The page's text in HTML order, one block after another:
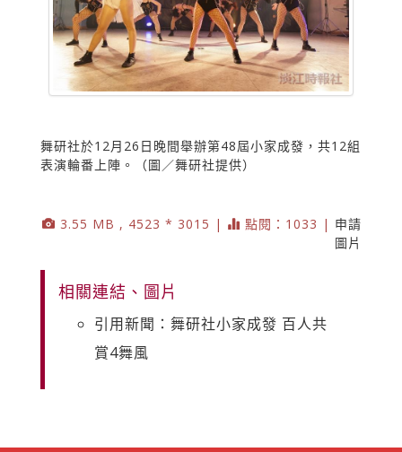
舞研社於12月26日晚間舉辦第48屆小家成發，共12組
表演輪番上陣。（圖／舞研社提供）
3.55 MB , 4523 * 3015 | 點閱：1033 | 申請
圖片
相關連結、圖片
引用新聞：舞研社小家成發 百人共
賞4舞風